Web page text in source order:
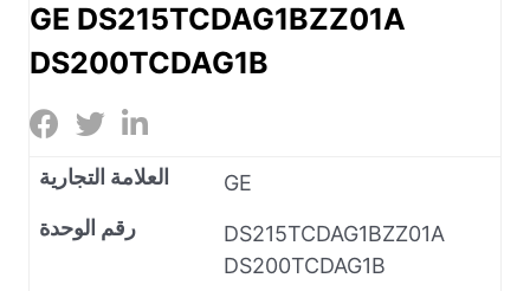
GE DS215TCDAG1BZZ01A
DS200TCDAG1B
العلامة التجارية
GE
رقم الوحدة
DS215TCDAG1BZZ01A
DS200TCDAG1B